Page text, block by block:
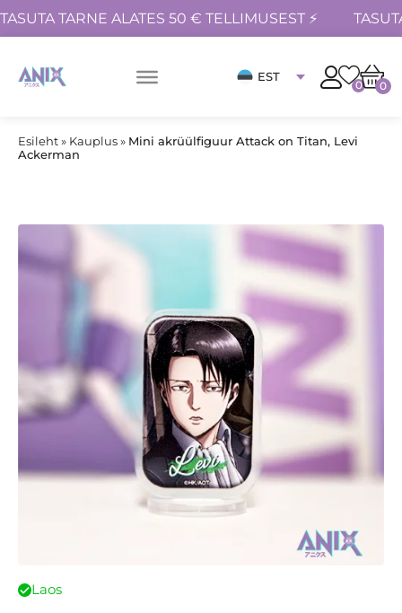
TASUTA TARNE ALATES 50 € TELLIMUSEST ⚡
EST
0 0
Esileht» Kauplus» Mini akrüülfiguur Attack on Titan, Levi
Ackerman
Laos